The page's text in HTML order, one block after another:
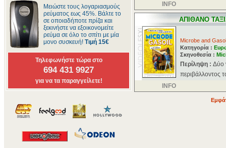
Μειώστε τους λογαριασμούς
ρεύματος εως 45%. Βάλτε το
σε οποιαδήποτε πρίζα και
ξεκινήστε να εξοικονομείτε
ρεύμα σε όλο το σπίτι με μία
μονο συσκευή! Τιμή 15€
Τηλεφωνήστε τώρα στο
694 431 9927
για να τα παραγγείλετε!
INFO
ΑΠΙΘΑΝΟ
Microbe and
Κατηγορία :
Σκηνοθεσία :
Περίληψη : Δύο
περιβάλλοντος
INFO